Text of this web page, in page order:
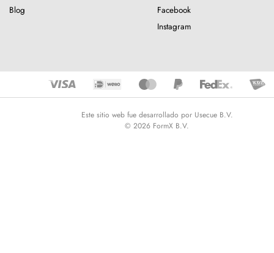
Blog
Facebook
Instagram
Este sitio web fue desarrollado por Usecue B.V.
© 2026 FormX B.V.